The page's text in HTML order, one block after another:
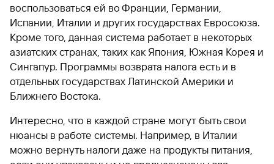
воспользоваться ей во Франции, Германии,
Испании, Италии и других государствах Евросоюза.
Кроме того, данная система работает в некоторых
азиатских странах, таких как Япония, Южная Корея и
Сингапур. Программы возврата налога есть и в
отдельных государствах Латинской Америки и
Ближнего Востока.
Интересно, что в каждой стране могут быть свои
нюансы в работе системы. Например, в Италии
можно вернуть налоги даже на продукты питания,